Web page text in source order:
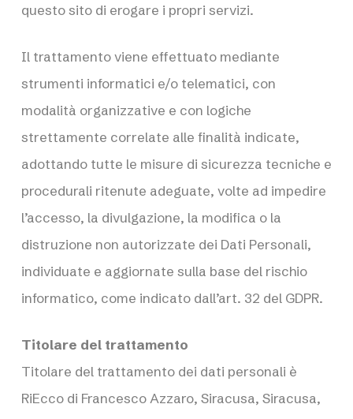
questo sito di erogare i propri servizi.
Il trattamento viene effettuato mediante
strumenti informatici e/o telematici, con
modalità organizzative e con logiche
strettamente correlate alle finalità indicate,
adottando tutte le misure di sicurezza tecniche e
procedurali ritenute adeguate, volte ad impedire
l’accesso, la divulgazione, la modifica o la
distruzione non autorizzate dei Dati Personali,
individuate e aggiornate sulla base del rischio
informatico, come indicato dall’art. 32 del GDPR.
Titolare del trattamento
Titolare del trattamento dei dati personali è
RiEcco di Francesco Azzaro, Siracusa, Siracusa,